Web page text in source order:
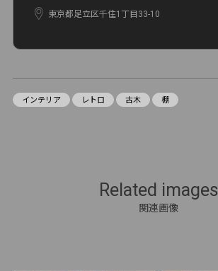
東京都足立区千住1丁目33-10
インテリア レトロ 古木 棚
Related images
関連画像